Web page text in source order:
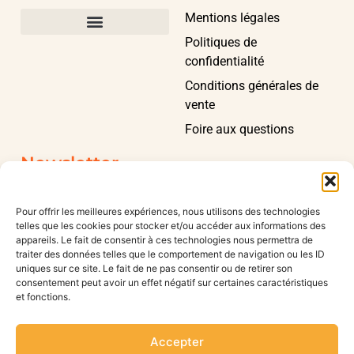
Pour offrir les meilleures expériences, nous utilisons des technologies
telles que les cookies pour stocker et/ou accéder aux informations des
appareils. Le fait de consentir à ces technologies nous permettra de
traiter des données telles que le comportement de navigation ou les ID
uniques sur ce site. Le fait de ne pas consentir ou de retirer son
consentement peut avoir un effet négatif sur certaines caractéristiques
et fonctions.
Accepter
Mentions légales
Politiques de
confidentialité
Conditions générales de
vente
Foire aux questions
Newsletter
Inscription